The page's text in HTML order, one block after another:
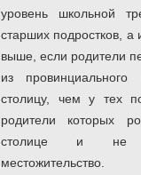
уровень школьной
старших подростков, а
выше, если родители
из провинциального
столицу, чем у тех
родители которых
столице и не
местожительство.